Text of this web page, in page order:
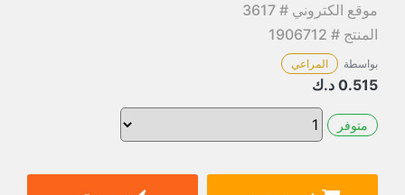
موقع الكتروني # 3617
المنتج # 1906712
بواسطة المراعي
0.515 د.ك
متوفر